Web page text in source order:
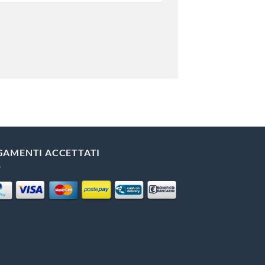
ACCETTATI